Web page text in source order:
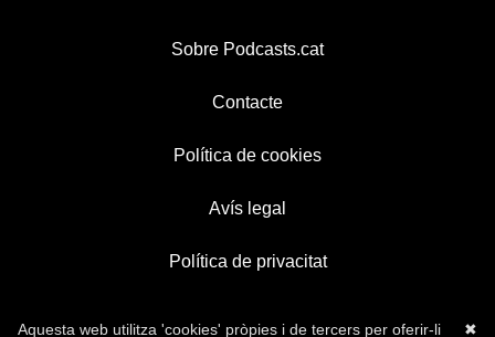
Sobre Podcasts.cat
Contacte
Política de cookies
Avís legal
Política de privacitat
✖
Aquesta web utilitza 'cookies' pròpies i de tercers per oferir-li